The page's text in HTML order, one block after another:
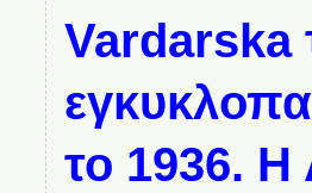
Vardarska
το 1936. Η